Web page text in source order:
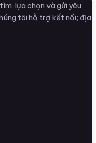
lựa chọn và gửi yêu
tôi hỗ trợ kết nối; địa